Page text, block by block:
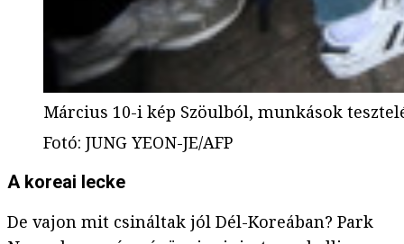
Március 10-i kép Szöulból, munkások
Fotó: JUNG YEON-JE/AFP
A koreai lecke
De vajon mit csináltak jól Dél-Koreában? Park